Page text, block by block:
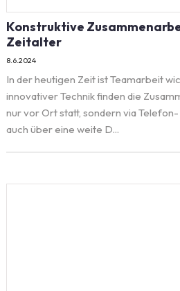
Konstruktive
Zeitalter
8.6.2024
In der heutigen Zeit ist Teamarbeit
innovativer Technik finden die
nur vor Ort statt, sondern via
auch über eine weite D...